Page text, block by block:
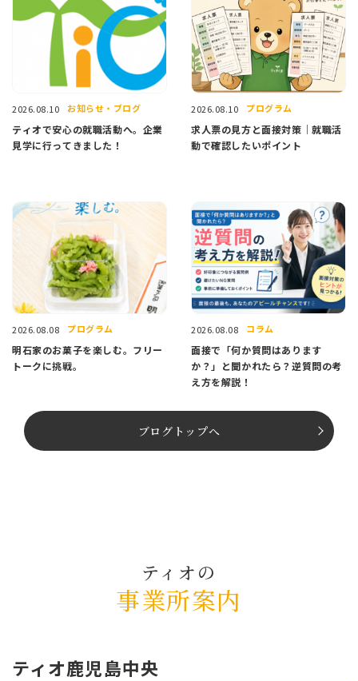
2026.08.10 お知らせ・ブログ
ティオで安心の就職活動へ。企業
見学に行ってきました！
2026.08.10 プログラム
求人票の見方と面接対策｜就職活
動で確認したいポイント
2026.08.08 プログラム
明石家のお菓子を楽しむ。フリー
トークに挑戦。
2026.08.08 コラム
面接で「何か質問はあります
か？」と聞かれたら？逆質問の考
え方を解説！
ブログトップへ
ティオの
事業所案内
ティオ⿅児島中央